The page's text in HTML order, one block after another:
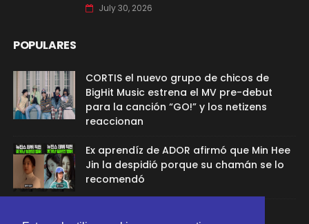
July 30, 2026
POPULARES
CORTIS el nuevo grupo de chicos de
BigHit Music estrena el MV pre-debut
para la canción “GO!” y los netizens
reaccionan
Ex aprendíz de ADOR afirmó que Min Hee
Jin la despidió porque su chamán se lo
recomendó